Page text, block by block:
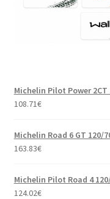
Michelin Pilot Power 2CT
108.71€
Michelin Road 6 GT 120/
163.83€
Michelin Pilot Road 4
124.02€